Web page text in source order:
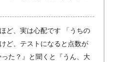
ど、実は心配です 「うちの
ど、テストになると点数が
た？』と聞くと『うん、大